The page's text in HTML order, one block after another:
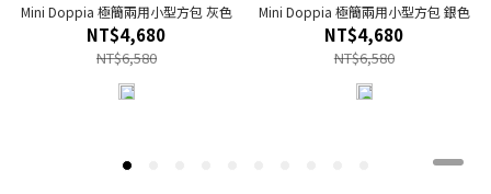
Mini Doppia 極簡兩用小型方包 灰色
NT$4,680
NT$6,580
Mini Doppia 極簡兩用小型方包 銀色
NT$4,680
NT$6,580